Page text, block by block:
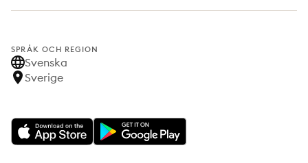
SPRÅK OCH REGION
Svenska
Sverige